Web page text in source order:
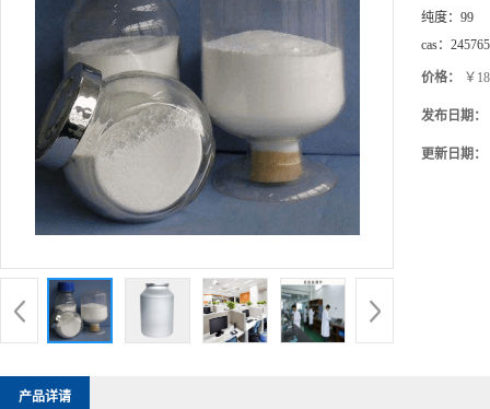
纯度： 99
cas：
价格： ￥
发布日期：
更新日期：
产品详请